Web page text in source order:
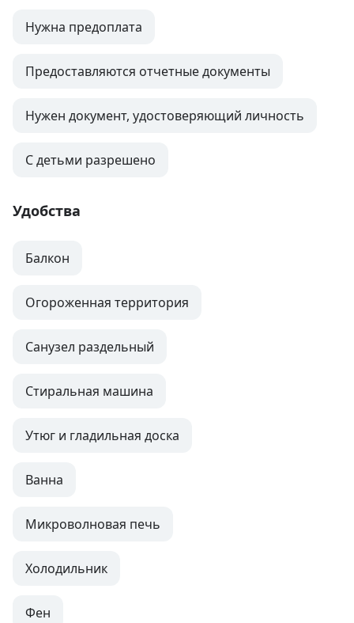
Нужна предоплата
Предоставляются отчетные документы
Нужен документ, удостоверяющий личность
С детьми разрешено
Удобства
Балкон
Огороженная территория
Санузел раздельный
Стиральная машина
Утюг и гладильная доска
Ванна
Микроволновая печь
Холодильник
Фен